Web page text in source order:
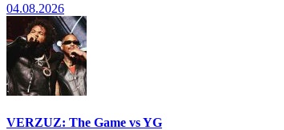
04.08.2026
VERZUZ: The Game vs YG